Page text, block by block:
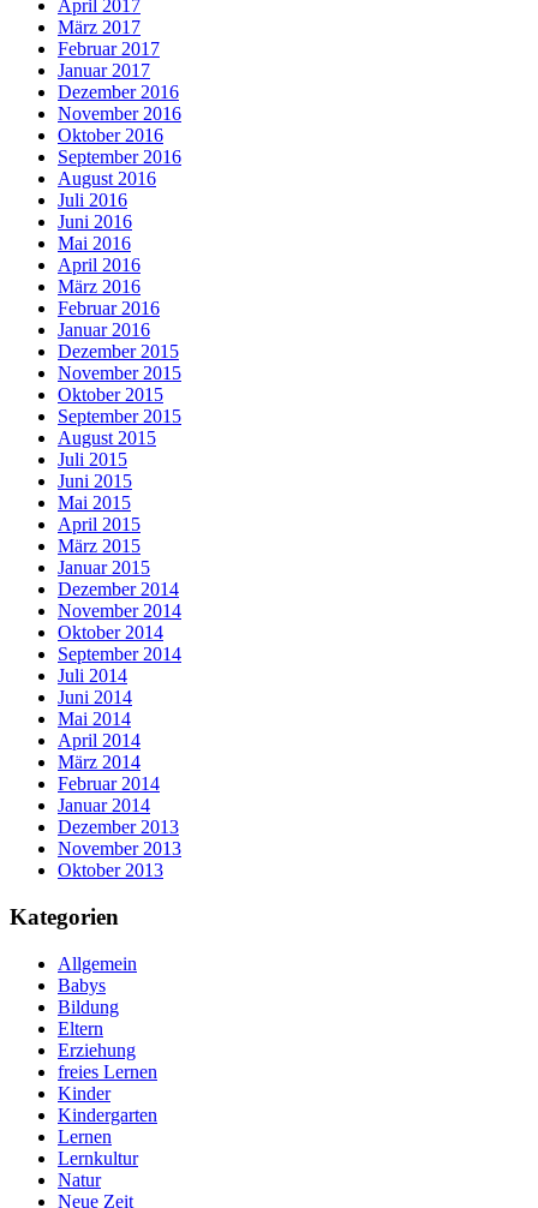
April 2017
März 2017
Februar 2017
Januar 2017
Dezember 2016
November 2016
Oktober 2016
September 2016
August 2016
Juli 2016
Juni 2016
Mai 2016
April 2016
März 2016
Februar 2016
Januar 2016
Dezember 2015
November 2015
Oktober 2015
September 2015
August 2015
Juli 2015
Juni 2015
Mai 2015
April 2015
März 2015
Januar 2015
Dezember 2014
November 2014
Oktober 2014
September 2014
Juli 2014
Juni 2014
Mai 2014
April 2014
März 2014
Februar 2014
Januar 2014
Dezember 2013
November 2013
Oktober 2013
Kategorien
Allgemein
Babys
Bildung
Eltern
Erziehung
freies Lernen
Kinder
Kindergarten
Lernen
Lernkultur
Natur
Neue Zeit